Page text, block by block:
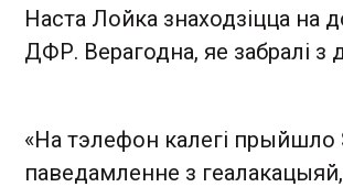
Наста Лойка знаходзіцца на
ДФР. Верагодна, яе забралі з
«На тэлефон калегі прыйшло
паведамленне з геалакацыяй,